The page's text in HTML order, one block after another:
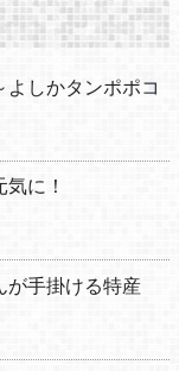
しかタンポポコ
に！
手掛ける特産